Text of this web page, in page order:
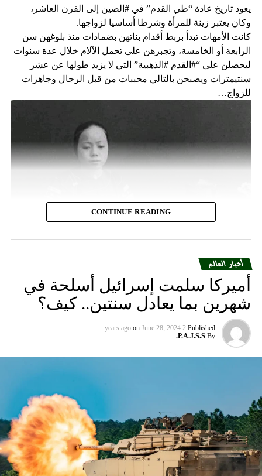
يعود تاريخ عادة “طي القدم” في #الصين إلى القرن العاشر،
وكان يعتبر زينة للمرأة وشرطا أساسيا لزواجها.
كانت الأمهات تبدأ بربط أقدام بناتهن بضمادات منذ بلوغهن سن
الرابعة أو الخامسة، وتجبرهن على تحمل الآلام خلال عدة سنوات
ليحصلن على “#القدم #الذهبية” التي لا يزيد طولها عن عشر
سنتيمترات ويصبحن بالتالي محببات من قبل الرجال وجاهزات
للزواج…
CONTINUE READING
أخبار العالم
أميركا سلمت إسرائيل أسلحة في
شهرين بما يعادل سنتين.. كيف؟
Published
2 years ago
on June 28, 2024
By
P.A.J.S.S.